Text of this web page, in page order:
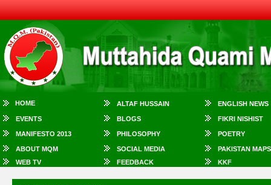
HOME ALTAF HUSSAIN ENGLISH NEWS
EVENTS BLOGS FIKRI NISHIST
MANIFESTO 2013 PHILOSOPHY POETRY
ABOUT MQM SOCIAL MEDIA
PAKISTAN MAPS
WEB TV
FEEDBACK KKF